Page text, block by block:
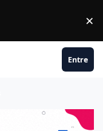
×
Entre